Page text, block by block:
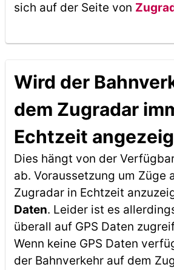
sich auf der Seite von
Wird der
dem Zugradar
Echtzeit
Dies hängt von der
ab. Voraussetzung um Züge
Zugradar in Echtzeit
Daten. Leider ist es
überall auf GPS Daten
Wenn keine GPS Daten
der Bahnverkehr auf dem